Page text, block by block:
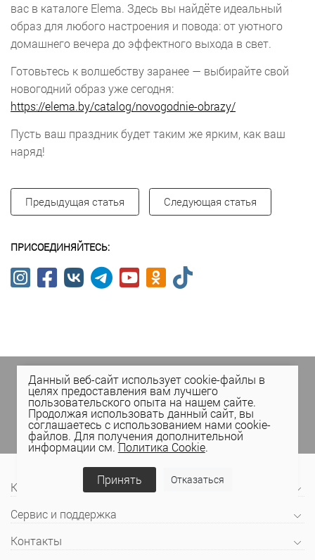
вас в каталоге Elema. Здесь вы найдёте идеальный
образ для любого настроения и повода: от уютного
домашнего вечера до эффектного выхода в свет.
Готовьтесь к волшебству заранее — выбирайте свой
новогодний образ уже сегодня:
https://elema.by/catalog/novogodnie-obrazy/
Пусть ваш праздник будет таким же ярким, как ваш
наряд!
Предыдущая статья Следующая статья
ПРИСОЕДИНЯЙТЕСЬ:
Подпишитесь на спецпредложения
в личном
кабинете Elema(email, viber) или
присоединяйтесь к нам в социальных сетях.
Компания
Сервис и поддержка
Контакты
Данный веб-сайт использует cookie-файлы в
целях предоставления вам лучшего
пользовательского опыта на нашем сайте.
Продолжая использовать данный сайт, вы
соглашаетесь с использованием нами cookie-
файлов. Для получения дополнительной
информации см.Политика Cookie.
Принять Отказаться